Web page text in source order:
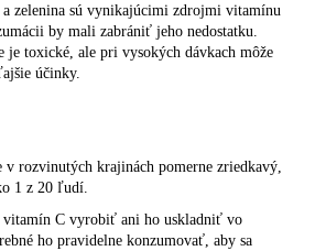
a zelenina sú vynikajúcimi zdrojmi vitamínu
by mali zabrániť jeho nedostatku.
je toxické, ale pri vysokých dávkach môže
účinky.
rozvinutých krajinách pomerne zriedkavý,
1 z 20 ľudí.
vitamín C vyrobiť ani ho uskladniť vo
ho pravidelne konzumovať, aby sa